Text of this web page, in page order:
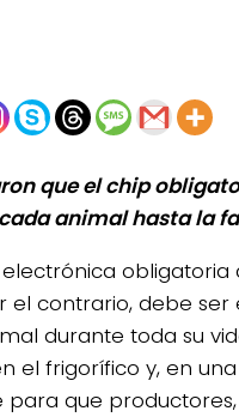
que el chip
animal hasta la
electrónica
el contrario, debe
durante toda su
el frigorífico y, en
que